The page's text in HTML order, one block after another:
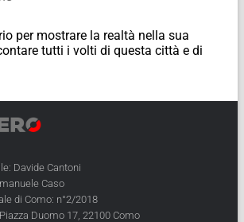
per mostrare la realtà nella sua
tutti i volti di questa città e di
Davide Cantoni
Caso
di Como: n°2/2018
Duomo 17, 22100 Como